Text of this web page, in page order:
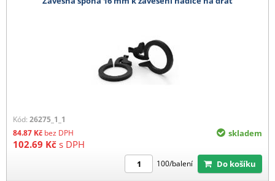
Kód: 26275_1_1
84.87 Kč bez DPH
102.69 Kč s DPH
skladem
100/balení Do košíku